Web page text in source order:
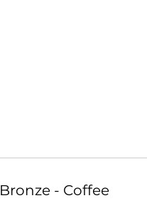
Bronze - Coffee